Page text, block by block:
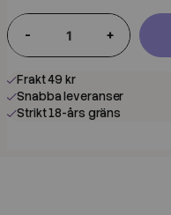
- +
Frakt 49 kr
Snabba leveranser
Strikt 18-års gräns